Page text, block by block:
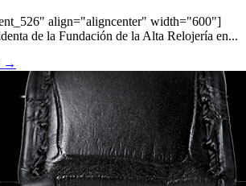
align="aligncenter" width="600"]
de la Fundación de la Alta Relojería en...
→